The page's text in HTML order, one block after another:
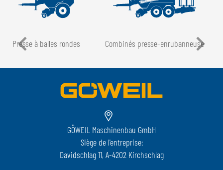
Presse à balles rondes Combinés presse-enrubanneuse
GÖWEIL Maschinenbau GmbH
Siège de l'entreprise:
Davidschlag 11, A-4202 Kirchschlag